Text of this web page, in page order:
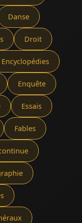
Danse
Droit
Encyclopédies
Enquête
Essais
Fables